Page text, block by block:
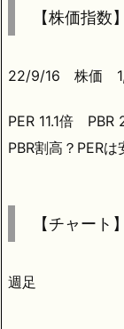
【株価指数】
22/9/16 株価
PER 11.1倍
PBR割高？PERは
【チャート】
週足